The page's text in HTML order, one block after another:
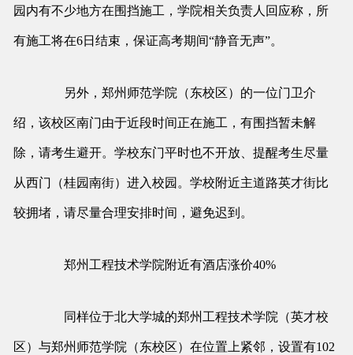
园内有不少地方在围挡施工，学院相关负责人回应称，所
有施工将在6日结束，保证高考期间“静音无声”。
另外，郑州师范学院（东校区）的一位门卫介
绍，该校区南门由于近段时间正在施工，有围挡暂未解
除，请考生避开。学校东门平时也不开放、提醒考生尽量
从西门（桂园南街）进入校园。学校附近主道路英才街比
较拥堵，请尽量合理安排时间，避免迟到。
郑州工程技术学院附近有酒店涨价40%
同样位于北大学城的郑州工程技术学院（英才校
区）与郑州师范学院（东校区）在位置上紧邻，设置有102